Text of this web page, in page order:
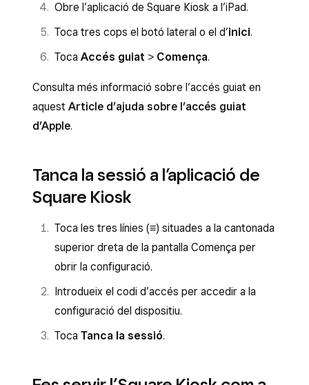
Obre l’aplicació de Square Kiosk a l’iPad.
Toca tres cops el botó lateral o el d’inici.
Toca Accés guiat > Comença.
Consulta més informació sobre l’accés guiat en
aquest Article d’ajuda sobre l’accés guiat
d’Apple.
Tanca la sessió a l’aplicació de
Square Kiosk
Toca les tres línies (≡) situades a la cantonada
superior dreta de la pantalla Comença per
obrir la configuració.
Introdueix el codi d’accés per accedir a la
configuració del dispositiu.
Toca Tanca la sessió.